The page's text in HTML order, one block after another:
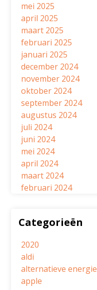
mei 2025
april 2025
maart 2025
februari 2025
januari 2025
december 2024
november 2024
oktober 2024
september 2024
augustus 2024
juli 2024
juni 2024
mei 2024
april 2024
maart 2024
februari 2024
Categorieën
2020
aldi
alternatieve energie
apple